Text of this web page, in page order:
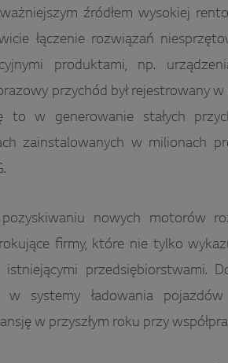
źródłem wysokiej
łączenie rozwiązań
produktami, np.
przychód był rejestrowany
to w generowanie stałych
zainstalowanych w milionach
nowych motorów
firmy, które nie tylko
istniejącymi przedsiębiorstwami.
systemy ładowania
w przyszłym roku przy